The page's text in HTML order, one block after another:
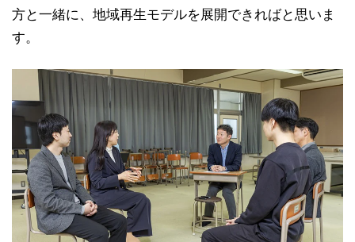
方と一緒に、地域再生モデルを展開できればと思いま
す。